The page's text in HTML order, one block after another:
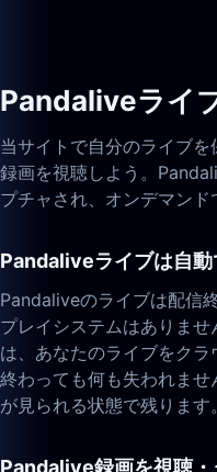
Pandaliveライ
当サイトで自分のライブ
録画を視聴しよう。
プチャされ、オンデマンド
Pandaliveライブは自動
Pandaliveのライブは配信
プレイシステムはありま
は、あなたのライブをク
終わっても何も失われま
が見られる状態で残ります。
Pandalive録画を視聴・